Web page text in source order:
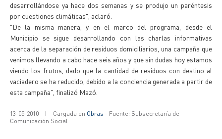
desarrollándose ya hace dos semanas y se produjo un paréntesis
por cuestiones climáticas", aclaró.
"De la misma manera, y en el marco del programa, desde el
Municipio se sigue desarrollando con las charlas informativas
acerca de la separación de residuos domiciliarios, una campaña que
venimos llevando a cabo hace seis años y que sin dudas hoy estamos
viendo los frutos, dado que la cantidad de residuos con destino al
vaciadero se ha reducido, debido a la conciencia generada a partir de
esta campaña", finalizó Mazó.
13-05-2010 | Cargada en Obras - Fuente: Subsecretaría de
Comunicación Social